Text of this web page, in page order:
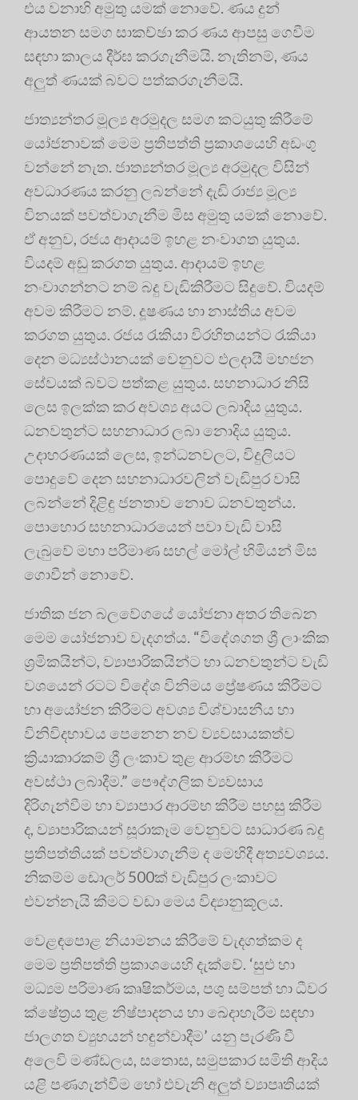
එය වනාහි අමුතු යමක් නොවේ. ණය දුන්
ආයතන සමග සාකච්ඡා කර ණය ආපසු ගෙවීම
සඳහා කාලය දීර්ඝ කරගැනීමයි. නැතිනම්, ණය
අලුත් ණයක් බවට පත්කරගැනීමයි.
ජාත්‍යන්තර මූල්‍ය අරමුදල සමග කටයුතු කිරීමේ
යෝජනාවක් මෙම ප්‍රතිපත්ති ප්‍රකාශයෙහි අඩංගු
වන්නේ නැත. ජාත්‍යන්තර මූල්‍ය අරමුදල විසින්
අවධාරණය කරනු ලබන්නේ දැඩි රාජ්‍ය මූල්‍ය
විනයක් පවත්වාගැනීම මිස අමුතු යමක් නොවේ.
ඒ අනුව, රජය ආදායම් ඉහළ නංවාගත යුතුය.
වියදම් අඩු කරගත යුතුය. ආදායම් ඉහළ
නංවාගන්නට නම් බදු වැඩිකිරීමට සිදුවේ. වියදම්
අවම කිරීමට නම්. දූෂණය හා නාස්තිය අවම
කරගත යුතුය. රජය රැකියා විරහිතයන්ට රැකියා
දෙන මධ්‍යස්ථානයක් වෙනුවට ඵලදායී මහජන
සේවයක් බවට පත්කළ යුතුය. සහනාධාර නිසි
ලෙස ඉලක්ක කර අවශ්‍ය අයට ලබාදිය යුතුය.
ධනවතුන්ට සහනාධාර ලබා නොදිය යුතුය.
උදාහරණයක් ලෙස, ඉන්ධනවලට, විදුලියට
පොදුවේ දෙන සහනාධාරවලින් වැඩිපුර වාසි
ලබන්නේ දිළිඳු ජනතාව නොව ධනවතුන්ය.
පොහොර සහනාධාරයෙන් පවා වැඩි වාසි
ලැබුවේ මහා පරිමාණ සහල් මෝල් හිමියන් මිස
ගොවීන් නොවේ.
ජාතික ජන බලවේගයේ යෝජනා අතර තිබෙන
මෙම යෝජනාව වැදගත්ය. “විදේශගත ශ්‍රී ලාංකික
ශ්‍රමිකයින්ට, ව්‍යාපාරිකයින්ට හා ධනවතුන්ට වැඩි
වශයෙන් රටට විදේශ විනිමය ප්‍රේෂණය කිරීමට
හා අයෝජන කිරීමට අවශ්‍ය විශ්වාසනීය හා
විනිවිදභාවය පෙනෙන නව ව්‍යවසායකත්ව
ක්‍රියාකාරකම් ශ්‍රී ලංකාව තුළ ආරම්භ කිරීමට
අවස්ථා ලබාදීම.” පෞද්ගලික ව්‍යවසාය
දිරිගැන්වීම හා ව්‍යාපාර ආරම්භ කිරීම පහසු කිරීම
ද, ව්‍යාපාරිකයන් සූරාකෑම වෙනුවට සාධාරණ බදු
ප්‍රතිපත්තියක් පවත්වාගැනීම ද මෙහිදී අත්‍යවශ්‍යය.
නිකම්ම ඩොලර් 500ක් වැඩිපුර ලංකාවට
එවන්නැයි කීමට වඩා මෙය විද්‍යානුකූලය.
වෙළඳපොළ නියාමනය කිරීමේ වැදගත්කම ද
මෙම ප්‍රතිපත්ති ප්‍රකාශයෙහි දැක්වේ. ‘සුළු හා
මධ්‍යම පරිමාණ කෘෂිකර්මය, පශු සම්පත් හා ධීවර
ක්ෂේත්‍රය තුළ නිෂ්පාදනය හා ඛෙදාහැරීම සඳහා
ජාලගත ව්‍යුහයන් හඳුන්වාදීම’ යනු පැරණි වී
අලෙවි මණ්ඩලය, සතොස, සමුපකාර සමිති ආදිය
යළි පණගැන්වීම හෝ එවැනි අලුත් ව්‍යාපෘතියක්